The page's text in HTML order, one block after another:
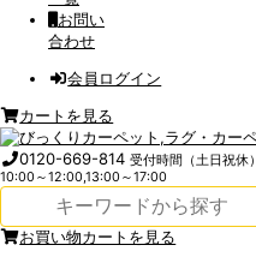
お問い
合わせ
会員ログイン
カートを見る
0120-669-814受付時間（土日祝休）
10:00～12:00,13:00～17:00
お買い物カートを見る